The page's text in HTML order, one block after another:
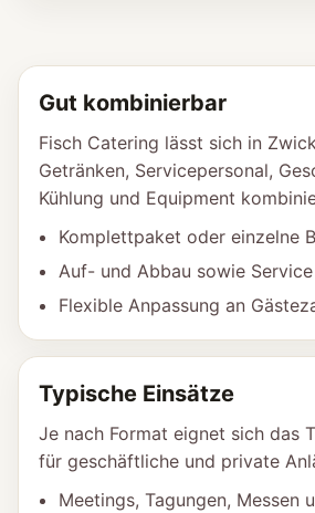
Gut kombinierbar
Fisch Catering lässt sich in
Getränken, Servicepersonal,
Kühlung und Equipment
Komplettpaket oder einzelne
Auf- und Abbau sowie
Flexible Anpassung an
Typische Einsätze
Je nach Format eignet sich das
für geschäftliche und private
Meetings, Tagungen, Messen